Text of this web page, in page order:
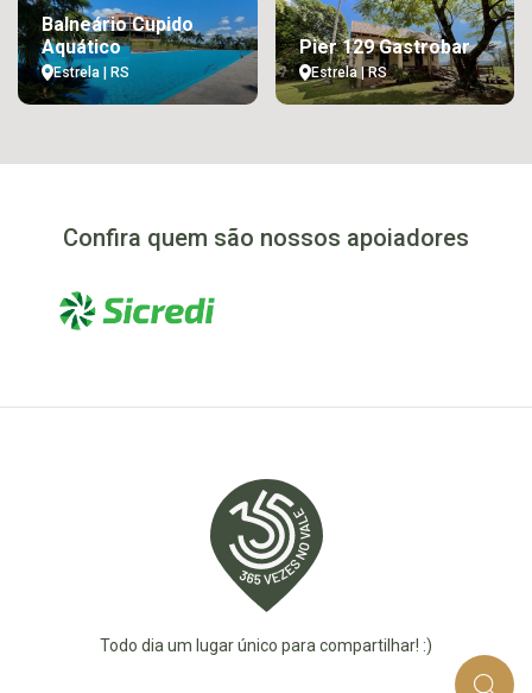
Balneário Cupido
Aquático
Estrela | RS
Pier 129 Gastrobar
Estrela | RS
Confira quem são nossos apoiadores
Todo dia um lugar único para compartilhar! :)